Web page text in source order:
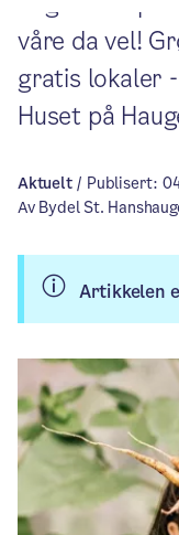
våre da vel!
gratis lokaler
Huset på
Aktuelt/ Publisert:
Av Bydel St.
Artikkelen